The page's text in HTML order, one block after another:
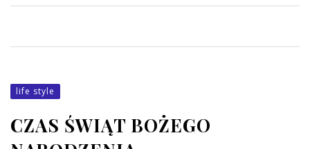
life style
CZAS ŚWIĄT BOŻEGO